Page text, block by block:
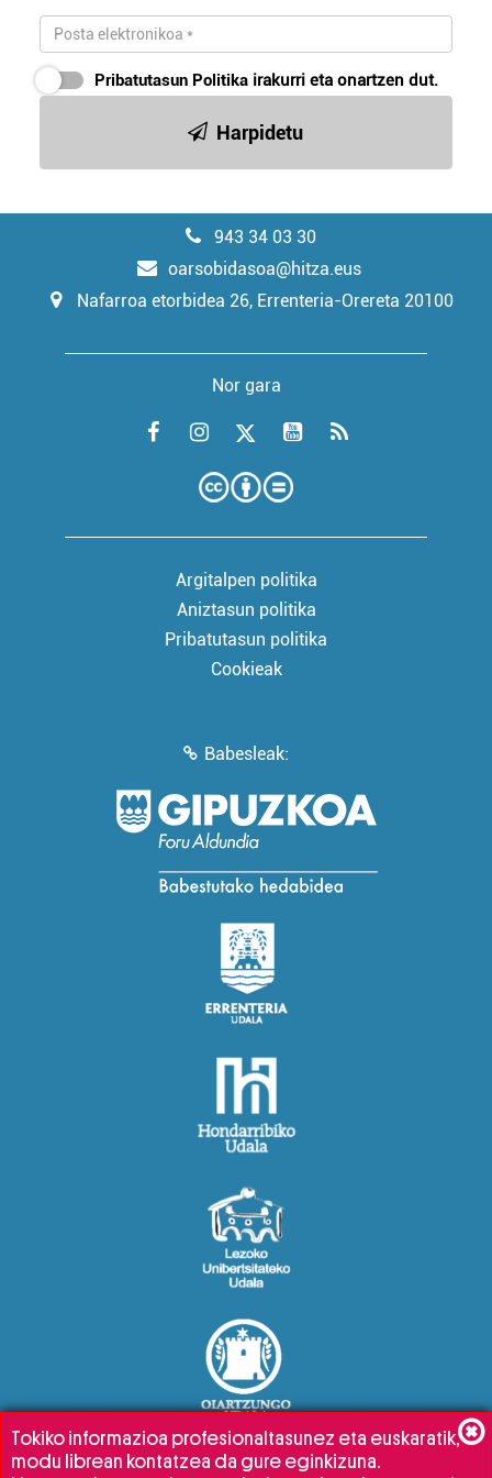
Pribatutasun Politika irakurri eta onartzen dut.
Harpidetu
943 34 03 30
oarsobidasoa@hitza.eus
Nafarroa etorbidea 26, Errenteria-Orereta 20100
Nor gara
Argitalpen politika
Aniztasun politika
Pribatutasun politika
Cookieak
Babesleak:
Tokiko informazioa profesionaltasunez eta euskaratik,
modu librean kontatzea da gure eginkizuna.